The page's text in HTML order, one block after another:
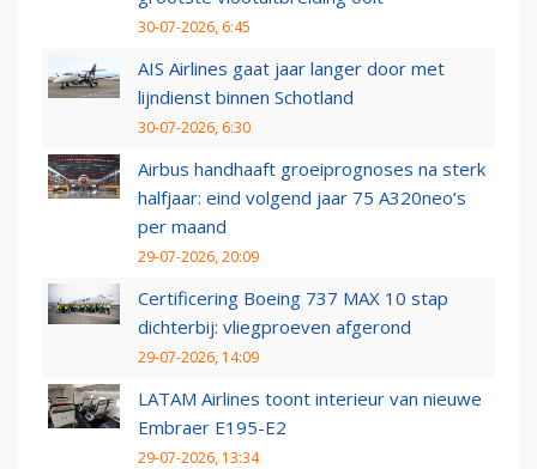
30-07-2026, 6:45
AIS Airlines gaat jaar langer door met
lijndienst binnen Schotland
30-07-2026, 6:30
Airbus handhaaft groeiprognoses na sterk
halfjaar: eind volgend jaar 75 A320neo’s
per maand
29-07-2026, 20:09
Certificering Boeing 737 MAX 10 stap
dichterbij: vliegproeven afgerond
29-07-2026, 14:09
LATAM Airlines toont interieur van nieuwe
Embraer E195-E2
29-07-2026, 13:34